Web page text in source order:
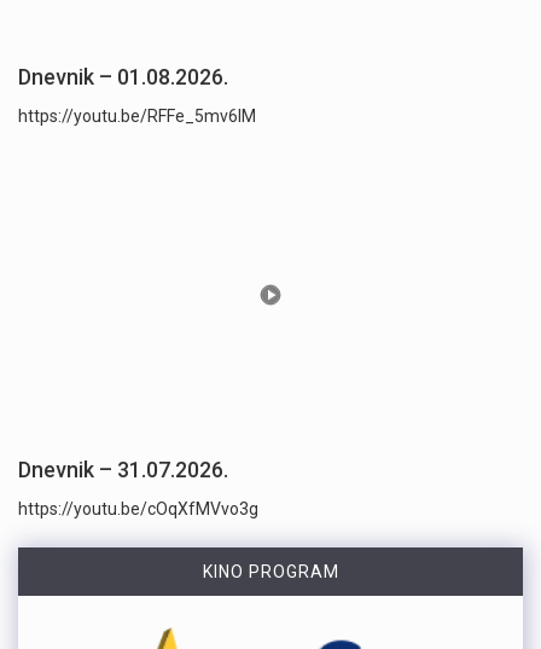
Dnevnik – 01.08.2026.
https://youtu.be/RFFe_5mv6lM
Dnevnik – 31.07.2026.
https://youtu.be/cOqXfMVvo3g
KINO PROGRAM